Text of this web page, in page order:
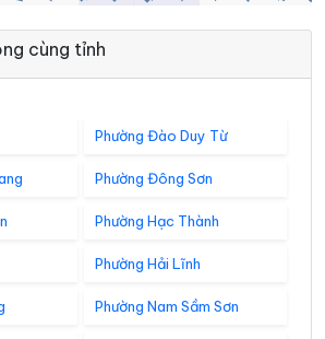
cùng tỉnh
Phường Đào Duy Từ
Phường Đông Sơn
Phường Hạc Thành
Phường Hải Lĩnh
Phường Nam Sầm Sơn